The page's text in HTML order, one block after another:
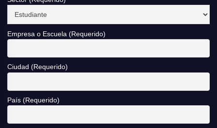
Empresa o Escuela (Requerido)
Ciudad (Requerido)
País (Requerido)